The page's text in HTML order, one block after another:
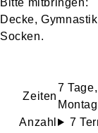
Bitte mitbringen:
Decke,
Socken.
Zeiten
7
Anzahl
7